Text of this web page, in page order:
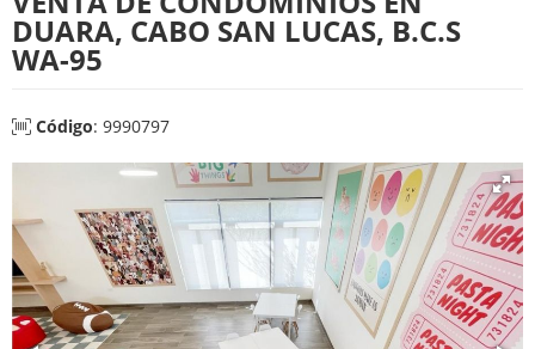
DUARA, CABO SAN LUCAS, B.C.S
WA-95
Código: 9990797